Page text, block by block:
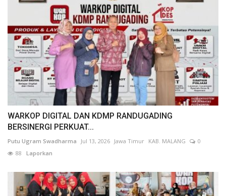
WARKOP DIGITAL DAN KDMP RANDUGADING
BERSINERGI PERKUAT...
Putu Ugram Swadharma Jul 13, 2026 Jawa Timur KAB. MALANG
0
88 Laporkan